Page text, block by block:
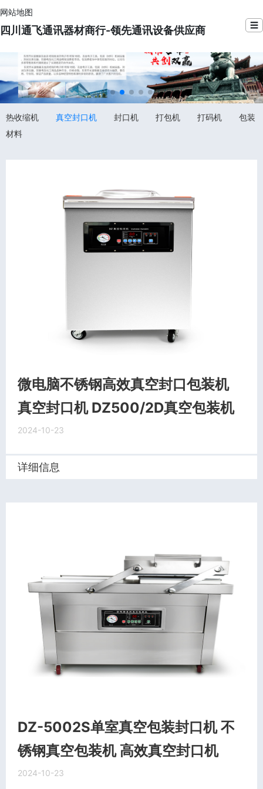
网站地图
四川通飞通讯器材商行-领先通讯设备供应商 ☰
热收缩机 真空封口机 封口机 打包机 打码机
包装
材料
微电脑不锈钢高效真空封口包装机
真空封口机 DZ500/2D真空包装机
2024-10-23
详细信息
DZ-5002S单室真空包装封口机 不
锈钢真空包装机 高效真空封口机
2024-10-23